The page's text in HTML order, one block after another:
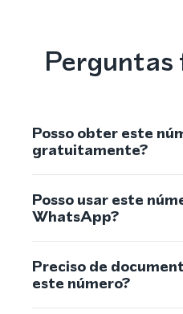
Posso obter este
gratuitamente?
Posso usar este
WhatsApp?
Preciso de
este número?